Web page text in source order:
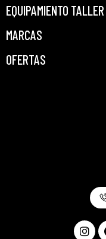
EQUIPAMIENTO TALLER
MARCAS
OFERTAS